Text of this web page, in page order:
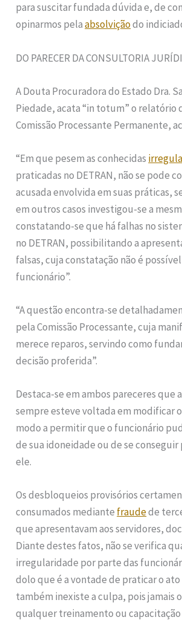
para suscitar fundada dúvida e, de
opinarmos pelaabsolviçãodo
DO PARECER DA CONSULTORIA
A Douta Procuradora do Estado Dra.
Piedade, acata “in totum” o relatório
Comissão Processante Permanente,
“Em que pesem as conhecidas
praticadas no DETRAN, não se pode
acusada envolvida em suas práticas,
em outros casos investigou-se a
constatando-se que há falhas no
no DETRAN, possibilitando a
falsas, cuja constatação não é
funcionário”.
“A questão encontra-se
pela Comissão Processante, cuja
merece reparos, servindo como
decisão proferida”.
Destaca-se em ambos pareceres que
sempre esteve voltada em modificar
modo a permitir que o funcionário
de sua idoneidade ou de se conseguir
ele.
Os desbloqueios provisórios
consumados mediante fraudede
que apresentavam aos servidores,
Diante destes fatos, não se verifica
irregularidade por parte das
dolo que é a vontade de praticar o
também inexiste a culpa, pois jamais
qualquer treinamento ou capacitação